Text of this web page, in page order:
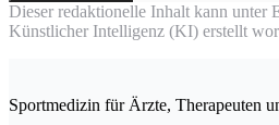
Dieser redaktionelle Inhalt kann unter
Künstlicher Intelligenz (KI) erstellt
Sportmedizin für Ärzte, Therapeuten